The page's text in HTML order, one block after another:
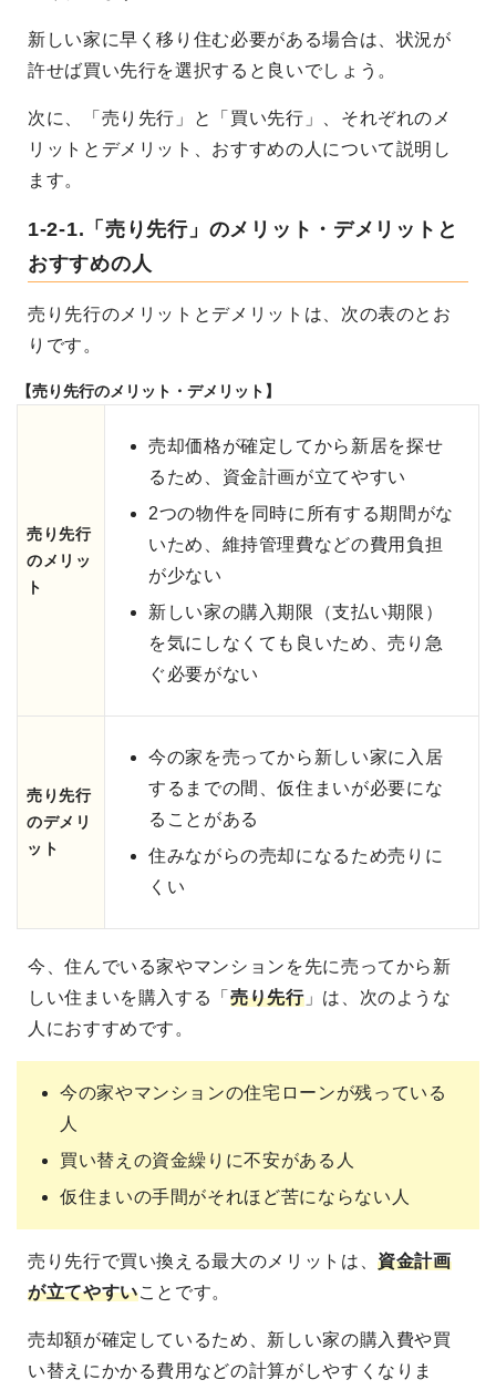
新しい家に早く移り住む必要がある場合は、状況が
許せば買い先行を選択すると良いでしょう。
次に、「売り先行」と「買い先行」、それぞれのメ
リットとデメリット、おすすめの人について説明し
ます。
1-2-1.「売り先行」のメリット・デメリットと
おすすめの人
売り先行のメリットとデメリットは、次の表のとお
りです。
【売り先行のメリット・デメリット】
売り先行
のメリッ
ト
売却価格が確定してから新居を探せ
るため、資金計画が立てやすい
2つの物件を同時に所有する期間がな
いため、維持管理費などの費用負担
が少ない
新しい家の購入期限（支払い期限）
を気にしなくても良いため、売り急
ぐ必要がない
売り先行
のデメリ
ット
今の家を売ってから新しい家に入居
するまでの間、仮住まいが必要にな
ることがある
住みながらの売却になるため売りに
くい
今、住んでいる家やマンションを先に売ってから新
しい住まいを購入する「売り先行」は、次のような
人におすすめです。
今の家やマンションの住宅ローンが残っている
人
買い替えの資金繰りに不安がある人
仮住まいの手間がそれほど苦にならない人
売り先行で買い換える最大のメリットは、資金計画
が立てやすいことです。
売却額が確定しているため、新しい家の購入費や買
い替えにかかる費用などの計算がしやすくなりま